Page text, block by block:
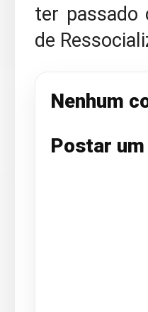
ter passado
de
Nenhum
Postar